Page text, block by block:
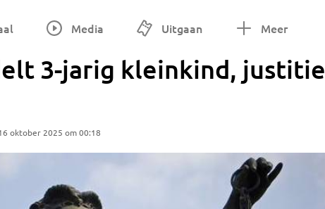
Media Uitgaan Meer
3-jarig kleinkind, justitie
oktober 2025 om 00:18